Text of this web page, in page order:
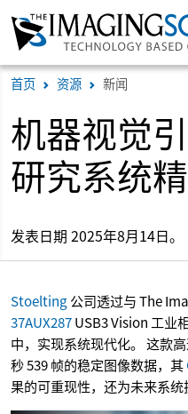
首页 资源 新闻
机器视觉
研究系统
发表日期 2025年8月14日。
Stoelting公司透过与 The
37AUX287USB3 Vision 工业
中，实现系统现代化。 这款
秒 539 帧的稳定图像数据，其
果的可重现性，还为未来系统